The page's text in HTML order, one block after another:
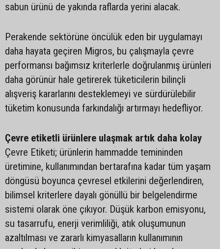
sabun ürünü de yakında raflarda yerini alacak.
Perakende sektörüne öncülük eden bir uygulamayı
daha hayata geçiren Migros, bu çalışmayla çevre
performansı bağımsız kriterlerle doğrulanmış ürünleri
daha görünür hale getirerek tüketicilerin bilinçli
alışveriş kararlarını desteklemeyi ve sürdürülebilir
tüketim konusunda farkındalığı artırmayı hedefliyor.
Çevre etiketli ürünlere ulaşmak artık daha kolay
Çevre Etiketi; ürünlerin hammadde temininden
üretimine, kullanımından bertarafına kadar tüm yaşam
döngüsü boyunca çevresel etkilerini değerlendiren,
bilimsel kriterlere dayalı gönüllü bir belgelendirme
sistemi olarak öne çıkıyor. Düşük karbon emisyonu,
su tasarrufu, enerji verimliliği, atık oluşumunun
azaltılması ve zararlı kimyasalların kullanımının